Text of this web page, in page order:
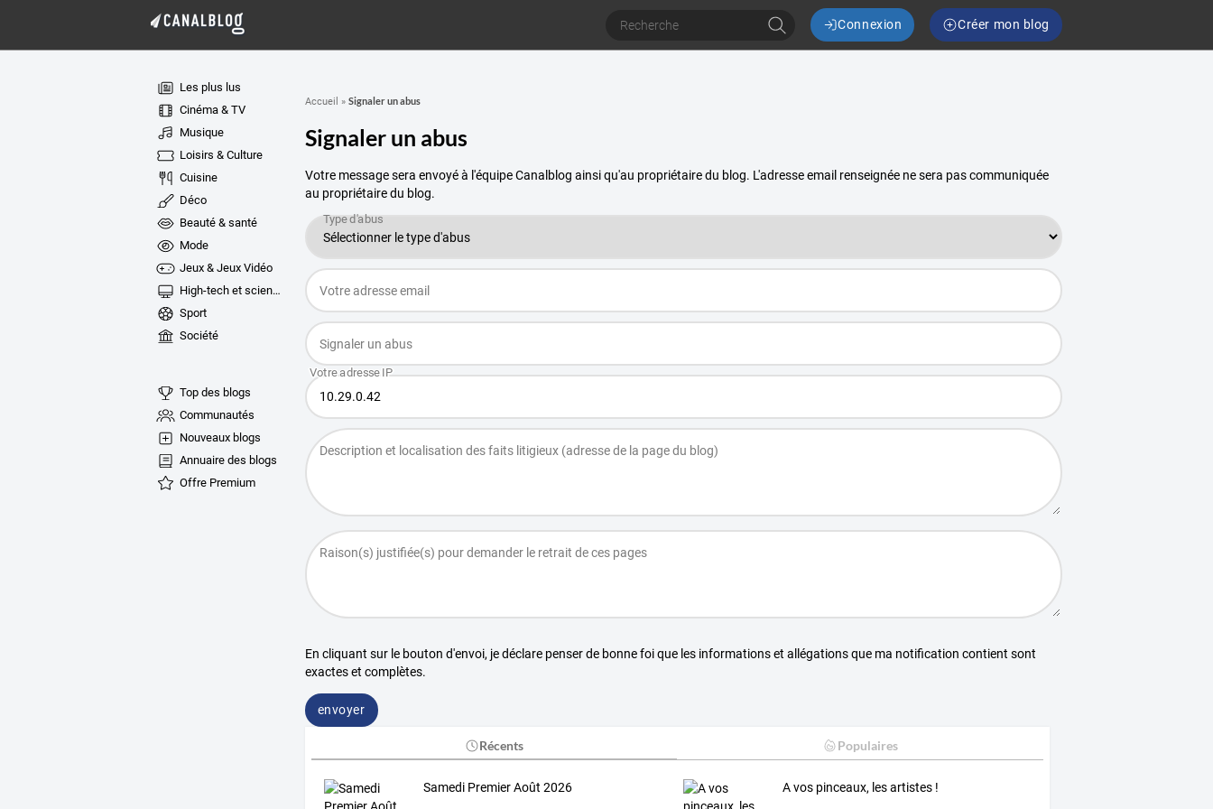
Connexion Créer mon blog
Les plus lus
Cinéma & TV
Musique
Loisirs & Culture
Cuisine
Déco
Beauté & santé
Mode
Jeux & Jeux Vidéo
High-tech et sciences
Sport
Société
Top des blogs
Communautés
Nouveaux blogs
Annuaire des blogs
Offre Premium
Accueil » Signaler un abus
Signaler un abus
Votre message sera envoyé à l'équipe Canalblog ainsi qu'au propriétaire du blog. L'adresse email renseignée ne sera pas communiquée
au propriétaire du blog.
En cliquant sur le bouton d'envoi, je déclare penser de bonne foi que les informations et allégations que ma notification contient sont
exactes et complètes.
envoyer
Récents Populaires
Samedi Premier Août 2026 A vos pinceaux, les artistes !